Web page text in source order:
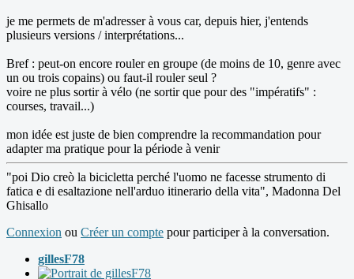
je me permets de m'adresser à vous car, depuis hier, j'entends
plusieurs versions / interprétations...
Bref : peut-on encore rouler en groupe (de moins de 10, genre avec
un ou trois copains) ou faut-il rouler seul ?
voire ne plus sortir à vélo (ne sortir que pour des "impératifs" :
courses, travail...)
mon idée est juste de bien comprendre la recommandation pour
adapter ma pratique pour la période à venir
"poi Dio creò la bicicletta perché l'uomo ne facesse strumento di
fatica e di esaltazione nell'arduo itinerario della vita", Madonna Del
Ghisallo
Connexion ou Créer un compte pour participer à la conversation.
gillesF78